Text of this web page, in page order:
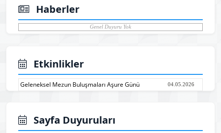
Haberler
Genel Duyuru Yok
Etkinlikler
Geleneksel Mezun Buluşmaları Aşure Günü 04.05.2026
Sayfa Duyuruları